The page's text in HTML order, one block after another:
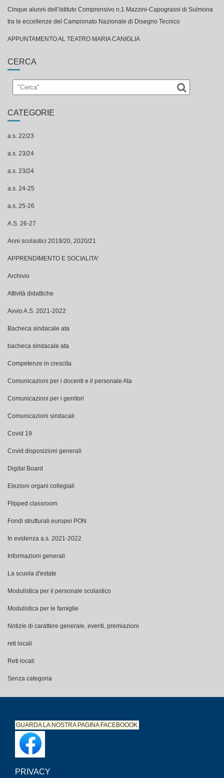
Cinque alunni dell’Istituto Comprensivo n.1 Mazzini-Capograssi di Sulmona
tra le eccellenze del Campionato Nazionale di Disegno Tecnico
APPUNTAMENTO AL TEATRO MARIA CANIGLIA
CERCA
CATEGORIE
a.s. 22/23
a.s. 23/24
a.s. 23/24
a.s. 24-25
a.s. 25-26
A.S. 26-27
Anni scolastici 2019/20, 2020/21
APPRENDIMENTO E SOCIALITA'
Archivio
Attività didattiche
Avvio A.S. 2021-2022
Bacheca sindacale ata
bacheca sindacale ata
Competenze in crescita
Comunicazioni per i docenti e il personale Ata
Comunicazioni per i genitori
Comunicazioni sindacali
Covid 19
Covid disposizioni generali
Digital Board
Elezioni organi collegiali
Flipped classroom
Fondi strutturali europei PON
In evidenza a.s. 2021-2022
Informazioni generali
La scuola d'estate
Modulistica per il personale scolastico
Modulistica per le famiglie
Notizie di carattere generale, eventi, premiazioni
reti locali
Reti locali
Senza categoria
GUARDA LA NOSTRA PAGINAFACEBOOOK
PRIVACY